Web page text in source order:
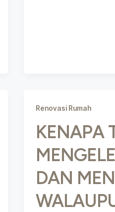
Renovasi Rumah
KENAPA
DAN